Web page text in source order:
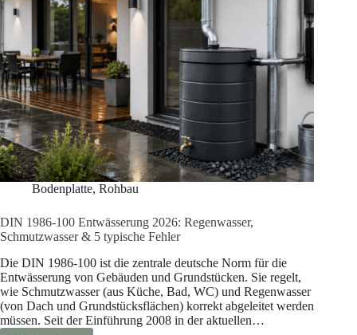
Bodenplatte, Rohbau
DIN 1986-100 Entwässerung 2026: Regenwasser,
Schmutzwasser & 5 typische Fehler
Die DIN 1986-100 ist die zentrale deutsche Norm für die
Entwässerung von Gebäuden und Grundstücken. Sie regelt,
wie Schmutzwasser (aus Küche, Bad, WC) und Regenwasser
(von Dach und Grundstücksflächen) korrekt abgeleitet werden
müssen. Seit der Einführung 2008 in der aktuellen…